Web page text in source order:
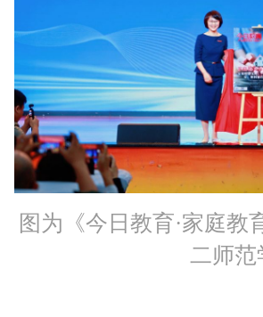
图为《今日教育·家庭教
二师